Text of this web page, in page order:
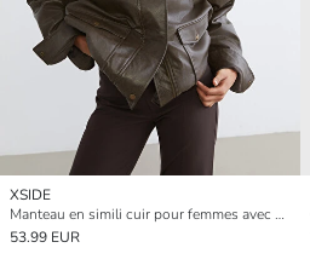
XSIDE
Manteau en simili cuir pour femmes avec col de chemise en peluche
53.99 EUR